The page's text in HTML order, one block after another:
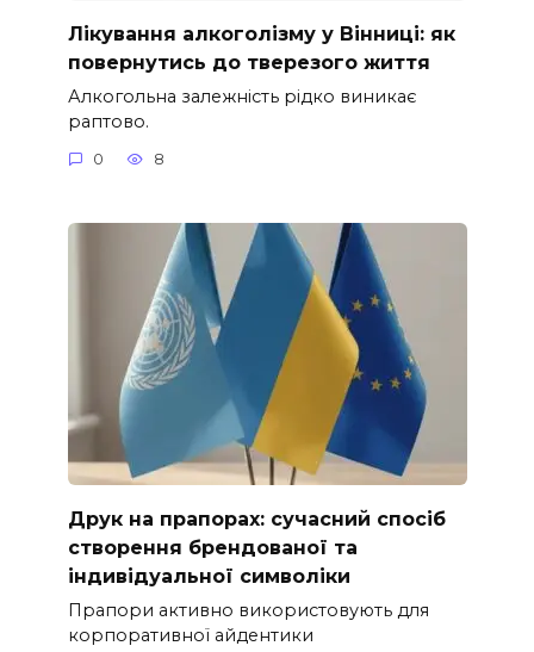
Лікування алкоголізму у Вінниці: як
повернутись до тверезого життя
Алкогольна залежність рідко виникає
раптово.
0 8
Друк на прапорах: сучасний спосіб
створення брендованої та
індивідуальної символіки
Прапори активно використовують для
корпоративної айдентики